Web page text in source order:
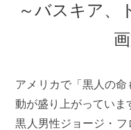
～バスキア、
アメリカで「黒人の
動が盛り上がっていま
黒人男性ジョージ・